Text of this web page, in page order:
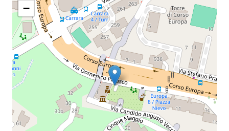
−